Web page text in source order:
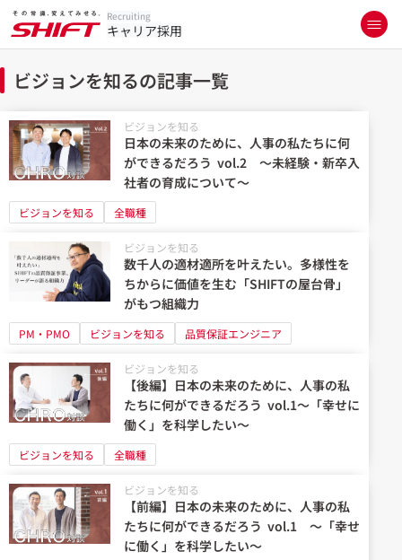
Recruiting
キャリア採用
ビジョンを知るの記事一覧
ビジョンを知る
日本の未来のために、人事の私たちに何
ができるだろう vol.2 ～未経験・新卒入
社者の育成について～
ビジョンを知る 全職種
ビジョンを知る
数千人の適材適所を叶えたい。多様性を
ちからに価値を生む「SHIFTの屋台骨」
がもつ組織力
PM・PMO ビジョンを知る 品質保証エンジニア
ビジョンを知る
【後編】日本の未来のために、人事の私
たちに何ができるだろう vol.1～「幸せに
働く」を科学したい～
ビジョンを知る 全職種
ビジョンを知る
【前編】日本の未来のために、人事の私
たちに何ができるだろう vol.1 ～「幸せ
に働く」を科学したい～